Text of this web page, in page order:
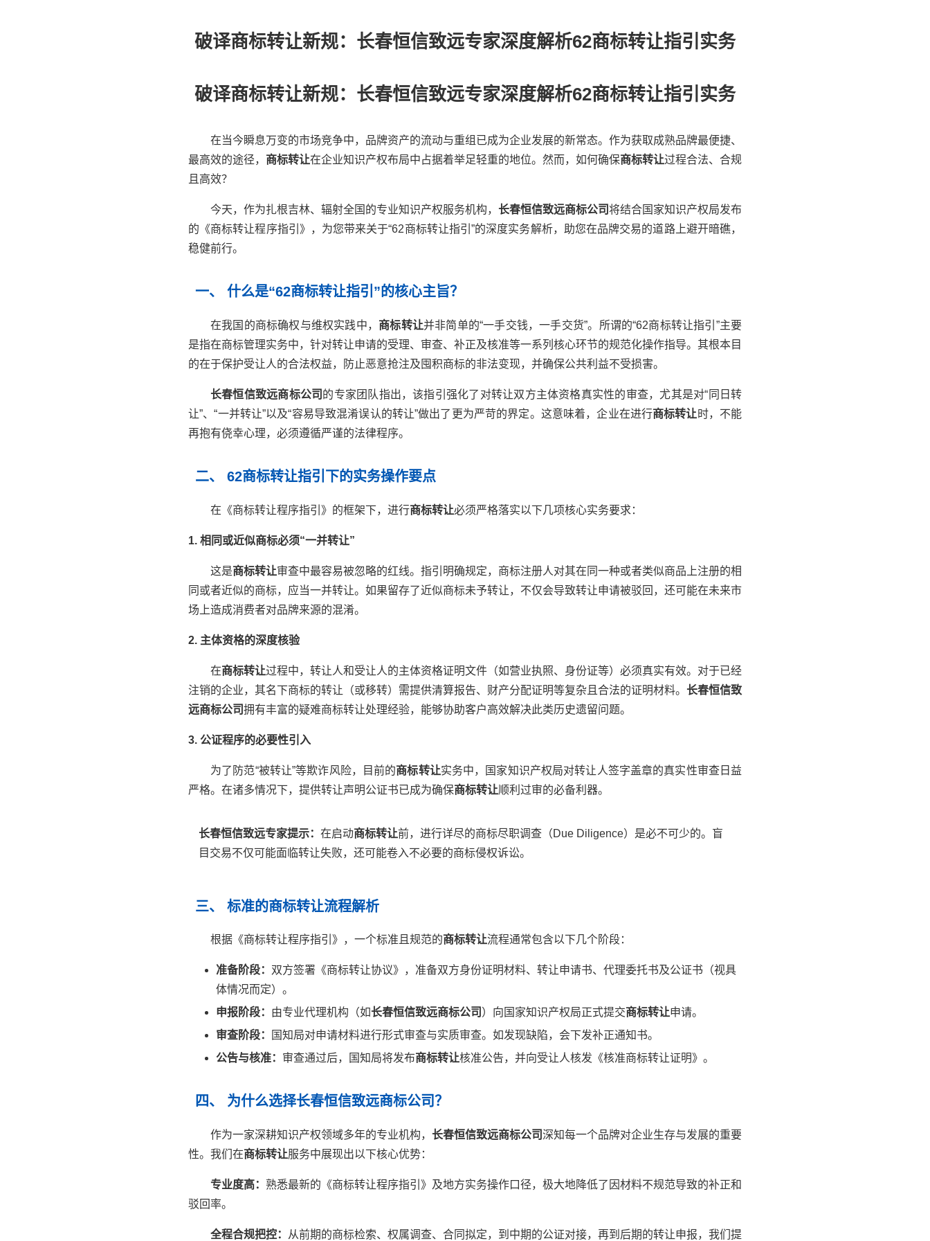
破译商标转让新规：长春恒信致远专家深度解析62商标转让指引实务
破译商标转让新规：长春恒信致远专家深度解析62商标转让指引实务
在当今瞬息万变的市场竞争中，品牌资产的流动与重组已成为企业发展的新常态。作为获取成熟品牌最便捷、
最高效的途径， 商标转让在企业知识产权布局中占据着举足轻重的地位。然而，如何确保商标转让过程合法、合规
且高效？
今天，作为扎根吉林、辐射全国的专业知识产权服务机构， 长春恒信致远商标公司将结合国家知识产权局发布
的《商标转让程序指引》，为您带来关于“62商标转让指引”的深度实务解析，助您在品牌交易的道路上避开暗礁，
稳健前行。
一、 什么是“62商标转让指引”的核心主旨？
在我国的商标确权与维权实践中， 商标转让并非简单的“一手交钱，一手交货”。所谓的“62商标转让指引”主要
是指在商标管理实务中，针对转让申请的受理、审查、补正及核准等一系列核心环节的规范化操作指导。其根本目
的在于保护受让人的合法权益，防止恶意抢注及囤积商标的非法变现，并确保公共利益不受损害。
长春恒信致远商标公司 的专家团队指出，该指引强化了对转让双方主体资格真实性的审查，尤其是对“同日转
让”、“一并转让”以及“容易导致混淆误认的转让”做出了更为严苛的界定。这意味着，企业在进行商标转让 时，不能
再抱有侥幸心理，必须遵循严谨的法律程序。
二、 62商标转让指引下的实务操作要点
在《商标转让程序指引》的框架下，进行商标转让必须严格落实以下几项核心实务要求：
1. 相同或近似商标必须“一并转让”
这是商标转让审查中最容易被忽略的红线。指引明确规定，商标注册人对其在同一种或者类似商品上注册的相
同或者近似的商标，应当一并转让。如果留存了近似商标未予转让，不仅会导致转让申请被驳回，还可能在未来市
场上造成消费者对品牌来源的混淆。
2. 主体资格的深度核验
在商标转让过程中，转让人和受让人的主体资格证明文件（如营业执照、身份证等）必须真实有效。对于已经
注销的企业，其名下商标的转让（或移转）需提供清算报告、财产分配证明等复杂且合法的证明材料。 长春恒信致
远商标公司拥有丰富的疑难商标转让处理经验，能够协助客户高效解决此类历史遗留问题。
3. 公证程序的必要性引入
为了防范“被转让”等欺诈风险，目前的商标转让实务中，国家知识产权局对转让人签字盖章的真实性审查日益
严格。在诸多情况下，提供转让声明公证书已成为确保商标转让顺利过审的必备利器。
长春恒信致远专家提示： 在启动商标转让前，进行详尽的商标尽职调查（Due Diligence）是必不可少的。盲
目交易不仅可能面临转让失败，还可能卷入不必要的商标侵权诉讼。
三、 标准的商标转让流程解析
根据《商标转让程序指引》，一个标准且规范的商标转让流程通常包含以下几个阶段：
准备阶段： 双方签署《商标转让协议》，准备双方身份证明材料、转让申请书、代理委托书及公证书（视具
体情况而定）。
申报阶段： 由专业代理机构（如长春恒信致远商标公司 ）向国家知识产权局正式提交商标转让申请。
审查阶段：
国知局对申请材料进行形式审查与实质审查。如发现缺陷，会下发补正通知书。
公告与核准： 审查通过后，国知局将发布商标转让核准公告，并向受让人核发《核准商标转让证明》。
四、 为什么选择长春恒信致远商标公司？
作为一家深耕知识产权领域多年的专业机构， 长春恒信致远商标公司深知每一个品牌对企业生存与发展的重要
性。我们在商标转让服务中展现出以下核心优势：
专业度高： 熟悉最新的《商标转让程序指引》及地方实务操作口径，极大地降低了因材料不规范导致的补正和
驳回率。
全程合规把控： 从前期的商标检索、权属调查、合同拟定，到中期的公证对接，再到后期的转让申报，我们提